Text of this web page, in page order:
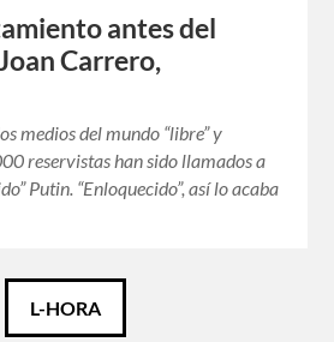
antes del
Carrero,
medios del mundo “libre” y
reservistas han sido llamados a
Putin. “Enloquecido”, así lo acaba
L-HORA